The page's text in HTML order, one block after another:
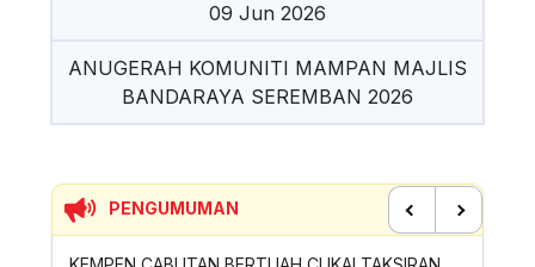
09 Jun 2026
ANUGERAH KOMUNITI MAMPAN MAJLIS
BANDARAYA SEREMBAN 2026
PENGUMUMAN